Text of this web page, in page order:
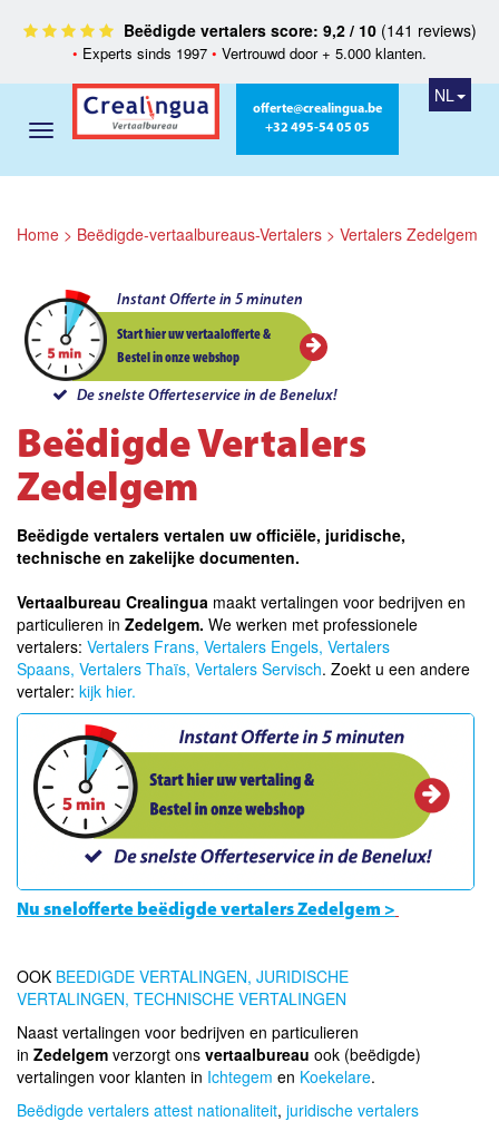
Beëdigde vertalers score: 9,2 / 10(141 reviews)
• Experts sinds 1997 • Vertrouwd door + 5.000 klanten.
offerte@crealingua.be
+32 495-54 05 05
NL
Home > Beëdigde-vertaalbureaus-Vertalers > Vertalers Zedelgem
Instant Offerte in 5 minuten
Start hier uw vertaalofferte &
Bestel in onze webshop
De snelste Offerteservice in de Benelux!
Beëdigde Vertalers
Zedelgem
Beëdigde vertalers vertalen uw officiële, juridische,
technische en zakelijke documenten.
Vertaalbureau Crealingua maakt vertalingen voor bedrijven en
particulieren in Zedelgem. We werken met professionele
vertalers: Vertalers Frans, Vertalers Engels, Vertalers
Spaans, Vertalers Thaïs, Vertalers Servisch. Zoekt u een andere
vertaler: kijk hier.
Nu snelofferte beëdigde vertalers Zedelgem >
OOK BEEDIGDE VERTALINGEN, JURIDISCHE
VERTALINGEN, TECHNISCHE VERTALINGEN
Naast vertalingen voor bedrijven en particulieren
in Zedelgem verzorgt ons vertaalbureau ook (beëdigde)
vertalingen voor klanten in Ichtegem en Koekelare.
Beëdigde vertalers attest nationaliteit, juridische vertalers